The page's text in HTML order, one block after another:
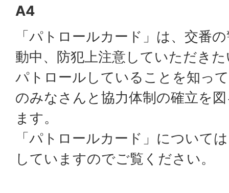
A4
「パトロールカード」は、交番
動中、防犯上注意していただき
パトロールしていることを知っ
のみなさんと協力体制の確立を
ます。
「パトロールカード」について
していますのでご覧ください。